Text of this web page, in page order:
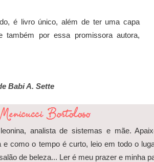
é livro único, além de ter uma capa
também por essa promissora autora,
Babi A. Sette
analista de sistemas e mãe.
e como o tempo é curto, leio em todo o
de beleza... Ler é meu prazer e minha